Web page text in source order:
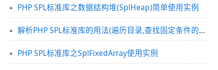
PHP SPL标准库之数据结构堆(SplHeap)简单使用实例
解析PHP SPL标准库的用法(遍历目录,查找固定条件的文件)
PHP SPL标准库之SplFixedArray使用实例